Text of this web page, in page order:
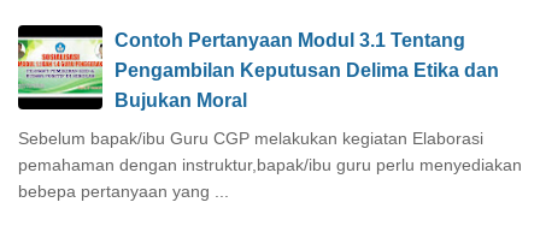
Contoh Pertanyaan Modul 3.1 Tentang
Pengambilan Keputusan Delima Etika dan
Bujukan Moral
Sebelum bapak/ibu Guru CGP melakukan kegiatan Elaborasi
pemahaman dengan instruktur,bapak/ibu guru perlu menyediakan
bebepa pertanyaan yang ...